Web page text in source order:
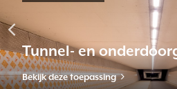
Tunnel- en
Bekijk deze toepassing